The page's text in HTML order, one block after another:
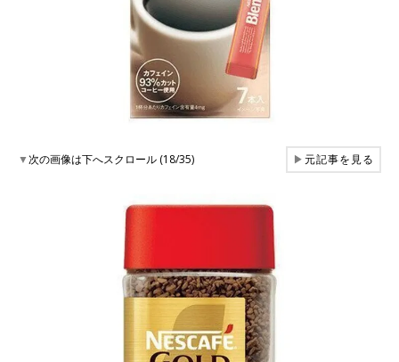
▼次の画像は下へスクロール (18/35) ▶元記事を見る